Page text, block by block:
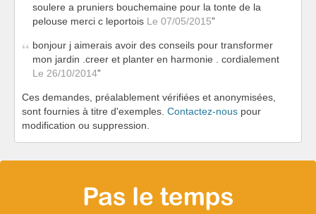
soulere a pruniers bouchemaine pour la tonte de la
pelouse merci c leportois Le 07/05/2015
bonjour j aimerais avoir des conseils pour transformer
mon jardin .creer et planter en harmonie . cordialement
Le 26/10/2014
Ces demandes, préalablement vérifiées et anonymisées,
sont fournies à titre d'exemples. Contactez-nous pour
modification ou suppression.